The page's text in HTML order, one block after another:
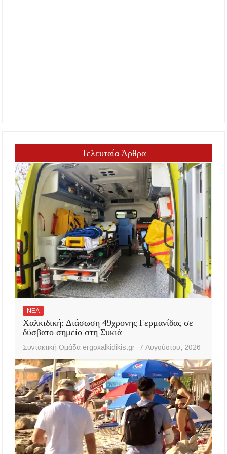
Τελευταία Άρθρα
ΝΕΑ
Χαλκιδική: Διάσωση 49χρονης Γερμανίδας σε
δύσβατο σημείο στη Συκιά
Συντακτική Ομάδα ergoxalkidikis.gr 7 Αυγούστου, 2026